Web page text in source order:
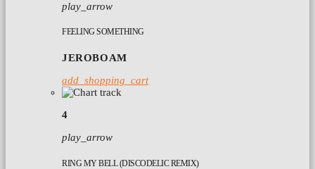
play_arrow
FEELING SOMETHING
JEROBOAM
add_shopping_cart
4
play_arrow
RING MY BELL (DISCODELIC REMIX)